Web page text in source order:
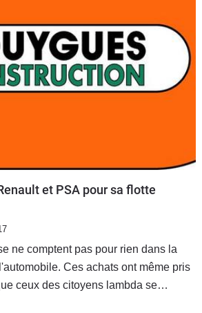
et PSA pour sa flotte
ne comptent pas pour rien dans la
Ces achats ont même pris
ceux des citoyens lambda se